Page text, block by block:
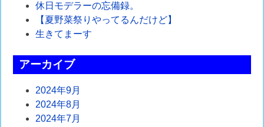
休日モデラーの忘備録。
【夏野菜祭りやってるんだけど】
生きてまーす
アーカイブ
2024年9月
2024年8月
2024年7月